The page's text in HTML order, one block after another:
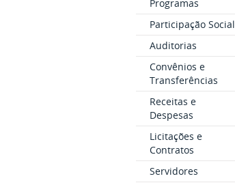
Programas
Participação Social
Auditorias
Convênios e
Transferências
Receitas e
Despesas
Licitações e
Contratos
Servidores